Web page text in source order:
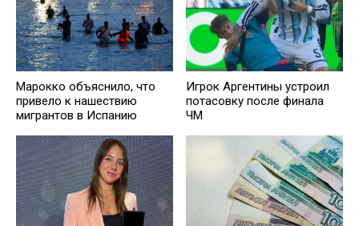
Марокко объяснило, что
привело к нашествию
мигрантов в Испанию
Игрок Аргентины устроил
потасовку после финала
ЧМ